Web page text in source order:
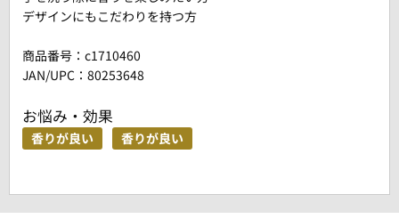
デザインにもこだわりを持つ方
商品番号： c1710460
JAN/UPC：80253648
お悩み・効果
香りが良い 香りが良い